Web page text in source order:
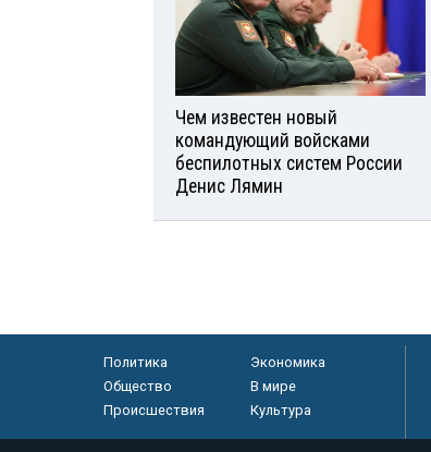
Чем известен новый
командующий войсками
беспилотных систем России
Денис Лямин
Политика
Экономика
Общество
В мире
Происшествия
Культура